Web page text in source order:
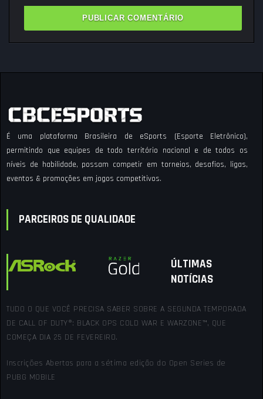
É uma plataforma Brasileira de eSports (Esporte Eletrônico),
permitindo que equipes de todo território nacional e de todos os
níveis de habilidade, possam competir em torneios, desafios, ligas,
eventos & promoções em jogos competitivos.
PARCEIROS DE QUALIDADE
ÚLTIMAS
NOTÍCIAS
TUDO O QUE VOCÊ PRECISA SABER SOBRE A SEGUNDA TEMPORADA
DE CALL OF DUTY®: BLACK OPS COLD WAR E WARZONE™, QUE
COMEÇA DIA 25 DE FEVEREIRO.
Inscrições Abertas para a sétima edição do Open Series de
PUBG MOBILE